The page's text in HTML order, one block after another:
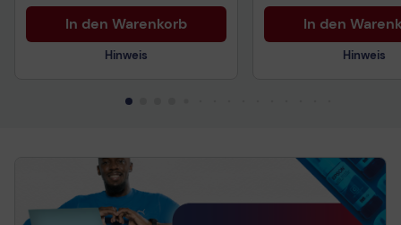
Vorvertragliche
gemäß der EU-
Datenverordnung
In den Warenkorb
Hinweis
In den
Hinweis